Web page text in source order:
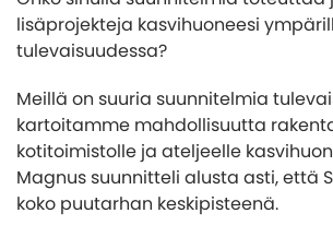
lisäprojekteja kasvihuoneesi
tulevaisuudessa?
Meillä on suuria suunnitelmia
kartoitamme mahdollisuutta
kotitoimistolle ja ateljeelle
Magnus suunnitteli alusta asti, että
koko puutarhan keskipisteenä.